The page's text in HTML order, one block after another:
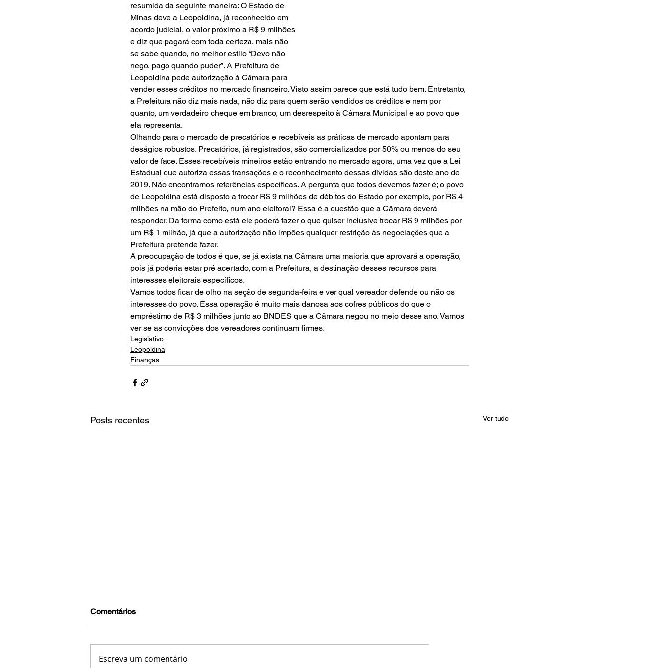
resumida da seguinte maneira: O Estado de
Minas deve a Leopoldina, já reconhecido em
acordo judicial, o valor próximo a R$ 9 milhões
e diz que pagará com toda certeza, mais não
se sabe quando, no melhor estilo “Devo não
nego, pago quando puder”. A Prefeitura de
Leopoldina pede autorização à Câmara para
vender esses créditos no mercado financeiro. Visto assim parece que está tudo bem. Entretanto,
a Prefeitura não diz mais nada, não diz para quem serão vendidos os créditos e nem por
quanto, um verdadeiro cheque em branco, um desrespeito à Câmara Municipal e ao povo que
ela representa.
Olhando para o mercado de precatórios e recebíveis as práticas de mercado apontam para
deságios robustos. Precatórios, já registrados, são comercializados por 50% ou menos do seu
valor de face. Esses recebíveis mineiros estão entrando no mercado agora, uma vez que a Lei
Estadual que autoriza essas transações e o reconhecimento dessas dívidas são deste ano de
2019. Não encontramos referências específicas. A pergunta que todos devemos fazer é; o povo
de Leopoldina está disposto a trocar R$ 9 milhões de débitos do Estado por exemplo, por R$ 4
milhões na mão do Prefeito, num ano eleitoral? Essa é a questão que a Câmara deverá
responder. Da forma como está ele poderá fazer o que quiser inclusive trocar R$ 9 milhões por
um R$ 1 milhão, já que a autorização não impões qualquer restrição às negociações que a
Prefeitura pretende fazer.
A preocupação de todos é que, se já exista na Câmara uma maioria que aprovará a operação,
pois já poderia estar pré acertado, com a Prefeitura, a destinação desses recursos para
interesses eleitorais específicos.
Vamos todos ficar de olho na seção de segunda-feira e ver qual vereador defende ou não os
interesses do povo. Essa operação é muito mais danosa aos cofres públicos do que o
empréstimo de R$ 3 milhões junto ao BNDES que a Câmara negou no meio desse ano. Vamos
ver se as convicções dos vereadores continuam firmes.
Legislativo
Leopoldina
Finanças
Posts recentes Ver tudo
Comentários
Escreva um comentário